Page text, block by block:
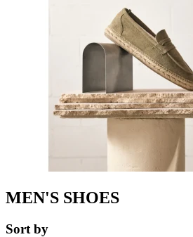
MEN'S SHOES
Sort by